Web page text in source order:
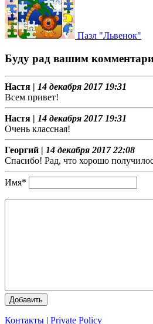
Пазл "Львенок"
Буду рад вашим
Настя | 14 декабря 2017 19:31
Всем привет!
Настя | 14 декабря 2017 19:31
Очень классная!
Георгий | 14 декабря 2017 22:08
Спасибо! Рад, что хорошо
Имя*
Добавить
Контакты | Private Policy